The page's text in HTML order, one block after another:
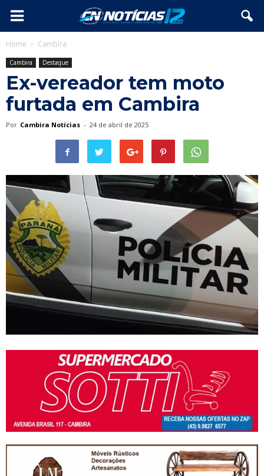
Home Cambira
Cambira Destaque
Ex-vereador tem moto
furtada em Cambira
Por Cambira Notícias - 24 de abril de 2025